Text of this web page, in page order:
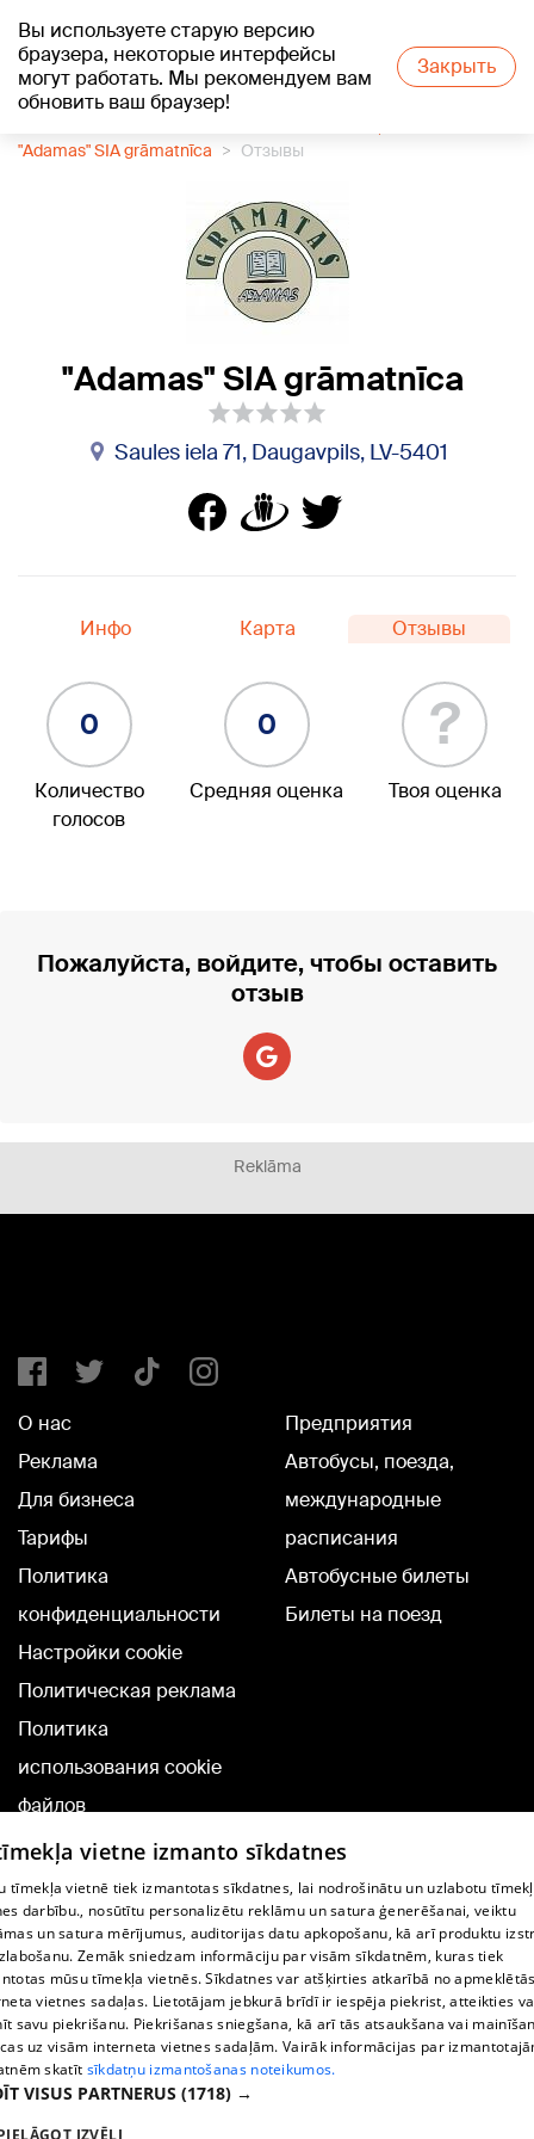
Вы используете старую версию
браузера, некоторые интерфейсы
могут работать. Мы рекомендуем вам
обновить ваш браузер!
Закрыть
+21°C
"Adamas" SIA grāmatnīca
Отзывы
"Adamas" SIA grāmatnīca
Saules iela 71, Daugavpils, LV-5401
Инфо Карта Отзывы
0
Количество
голосов
0
Средняя оценка
?
Твоя оценка
Пожалуйста, войдите, чтобы оставить
отзыв
Reklāma
О нас
Реклама
Для бизнеса
Тарифы
Политика
конфиденциальности
Настройки cookie
Политическая реклама
Политика
использования cookie
файлов
Добавление
комментариев
Предприятия
Автобусы, поезда,
международные
расписания
Автобусные билеты
Билеты на поезд
TВ-программа
Условия договора
360 Ziņu kontakti
Helio Media
Служба помощи портала: э-почта -
vietne izmanto sīkdatnes
tīmekļa vietnē tiek izmantotas sīkdatnes, lai nodrošinātu un uzlabotu
darbību., nosūtītu personalizētu reklāmu un satura ģenerēšanai, veiktu
un satura mērījumus, auditorijas datu apkopošanu, kā arī produktu
Zemāk sniedzam informāciju par visām sīkdatnēm, kuras tiek
mūsu tīmekļa vietnēs. Sīkdatnes var atšķirties atkarībā no
vietnes sadaļas. Lietotājam jebkurā brīdī ir iespēja piekrist, atteikties
savu piekrišanu. Piekrišanas sniegšana, kā arī tās atsaukšana vai
uz visām interneta vietnes sadaļām. Vairāk informācijas par
skatīt sīkdatņu izmantošanas noteikumos.
VISUS PARTNERUS (1718) →
IZVĒLI